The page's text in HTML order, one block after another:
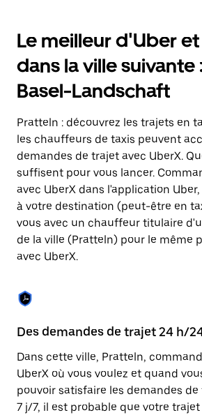
bas
pour
ouvrir
le
calendrier
et
une
date.
Appuyez
sur
la
touche
Échap
pour
fermer
le
calendrier.
Le meilleur d'Uber
dans la ville suivante
Basel-Landschaft
Pratteln : découvrez les trajets en
les chauffeurs de taxis peuvent
demandes de trajet avec UberX.
suffisent pour vous lancer.
avec UberX dans l'application
à votre destination (peut-être en
vous avec un chauffeur titulaire
de la ville (Pratteln) pour le même
avec UberX.
Des demandes de trajet 24 h/
Dans cette ville, Pratteln,
UberX où vous voulez et quand
pouvoir satisfaire les demandes
7 j/7, il est probable que votre